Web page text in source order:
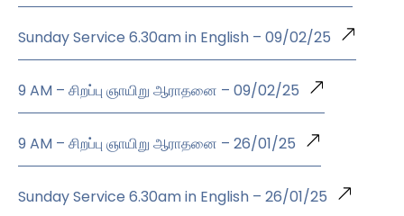
Sunday Service 6.30am in English – 09/02/25
9 AM – சிறப்பு ஞாயிறு ஆராதனை – 09/02/25
9 AM – சிறப்பு ஞாயிறு ஆராதனை – 26/01/25
Sunday Service 6.30am in English – 26/01/25